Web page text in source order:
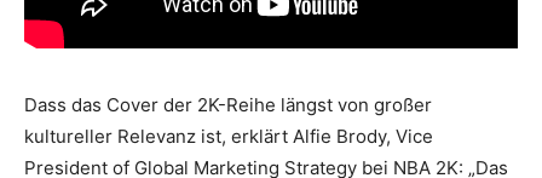
Dass das Cover der 2K-Reihe längst von großer
kultureller Relevanz ist, erklärt Alfie Brody, Vice
President of Global Marketing Strategy bei NBA 2K: „Das